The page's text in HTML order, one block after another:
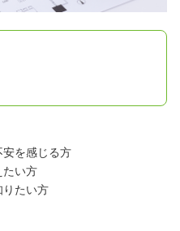
を感じる方
たい方
りたい方